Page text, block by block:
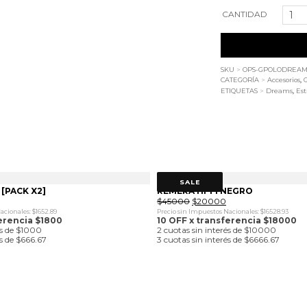
CANTIDAD
Gorra
Verde
Washed
cantidad
SKU > OPS-
CATEGORÍA > Accesorios ,
ETIQUETAS > Dreams
X2]
$1652.89
$1800
de $1000
de $666.67
SALE
REMERA HI-FI NEGRO
$45000 El
precio
original
era:
$45000.
$20000
precio
actual
es:
$20000.
Precio sin Impuestos Nacionales: $16528.93
10 OFF x transferencia $18000
2 cuotas sin interés de $10000
3 cuotas sin interés de $6666.67